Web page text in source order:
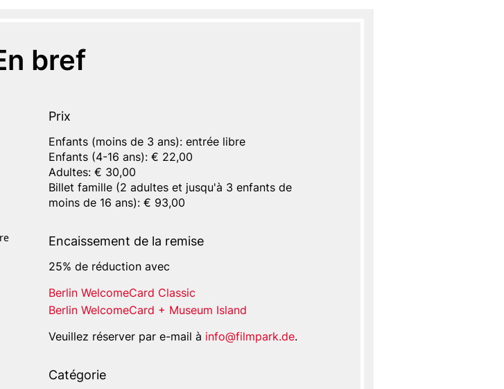
bref
Prix
Enfants (moins de 3 ans): entrée libre
Enfants (4-16 ans): € 22,00
Adultes: € 30,00
Billet famille (2 adultes et jusqu'à 3 enfants de
moins de 16 ans): € 93,00
Encaissement de la remise
25% de réduction avec
Berlin WelcomeCard Classic
Berlin WelcomeCard + Museum Island
Veuillez réserver par e-mail à info@filmpark.de.
Catégorie